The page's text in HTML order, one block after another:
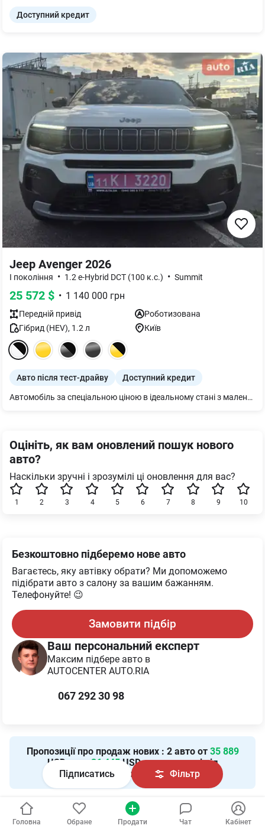
Підписатись Фільтр
Доступний кредит
Jeep Avenger 2026
I покоління • 1.2 e-Hybrid DCT (100 к.с.) • Summit
25 572 $ • 1 140 000 грн
Передній привід
Роботизована
Гібрид (HEV), 1.2 л Київ
Авто після тест-драйву Доступний кредит
Автомобіль за спеціальною ціною в ідеальному стані з маленьким пробігом всього 520 км. Автомобіль 2025 року виробництва з додатковою знижкою! Поспішайте, він такий лише один! Абсолютно новий, сучасний та динамічний Jeep Avenger e-Hybrid офіційно в наявності в автосалоні Ілта на Печерську. Прекрасна комплектація та велика кількість сучасних систем безпеки: - Адаптивний круїх контроль з утриманням в центрі смуги та асистент в заторах - Система зчитування дорожніх знаків - Система попередження про пішохода та велосипедиста з функцією екстреного гальмування - Система моніторингу "сліпих зон" - Сигналізатор втоми водія - Електрона система контролю стійкості під час спуску (Hill Descent Control) Також, у Вашому розпоряджені бездротові Apple Carplay та Android Auto, електропривід кришки багажника, сенсорний дисплей діагоналлю 10.25 дюймів, комфортні сидіння з підігрівом, автоматичний клімат-контроль та багато іншого. Поспішайте завітати до автосалону Ілта на Печерську і пройти тест-драйв на абсолютно новому Jeep Avenger
Оцініть, як вам оновлений пошук нового
авто?
Наскільки зручні і зрозумілі ці оновлення для вас?
10
9
8
7
6
5
4
3
2
1
Безкоштовно підберемо нове авто
Вагаєтесь, яку автівку обрати? Ми допоможемо
підібрати авто з салону за вашим бажанням.
Телефонуйте! 😉
Замовити підбір
Ваш персональний експерт
Максим підбере авто в
AUTOCENTER AUTO.RIA
067 292 30 98
Пропозиції про продаж нових : 2авто от 35 889
USD — до 36 445USD в залежності від
комплектації та модифікації авто.
Ціни на:
Головна Обране Продати Чат Кабінет